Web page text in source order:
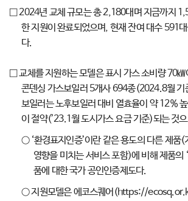
□ 2024년 교체 규모는 총 2,180대며 지금까지
한 지원이 완료되었으며, 현재 잔여 대수 591대
다.
□ 교체를 지원하는 모델은 표시 가스 소비량 70
콘덴싱 가스보일러 5개사 694종(2024.8월 기
보일러는 노후보일러 대비 열효율이 약 12%
이 절약(’23.1월 도시가스 요금 기준)되는 것
○ ‘환경표지인증’이란 같은 용도의 다른 제품(
영향을 미치는 서비스 포함)에 비해 제품의
품에 대한 국가 공인인증제도다.
○ 지원모델은 에코스퀘어(https://